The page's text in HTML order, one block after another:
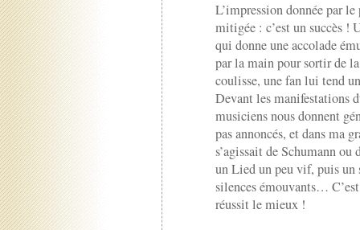
L’impression donnée par
mitigée : c’est un succès !
qui donne une accolade
par la main pour sortir de
coulisse, une fan lui tend
Devant les manifestations
musiciens nous donnent
pas annoncés, et dans ma
s’agissait de Schumann
un Lied un peu vif, puis un
silences émouvants…
réussit le mieux !